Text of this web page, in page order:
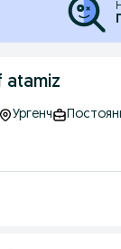
atamiz
Ургенч